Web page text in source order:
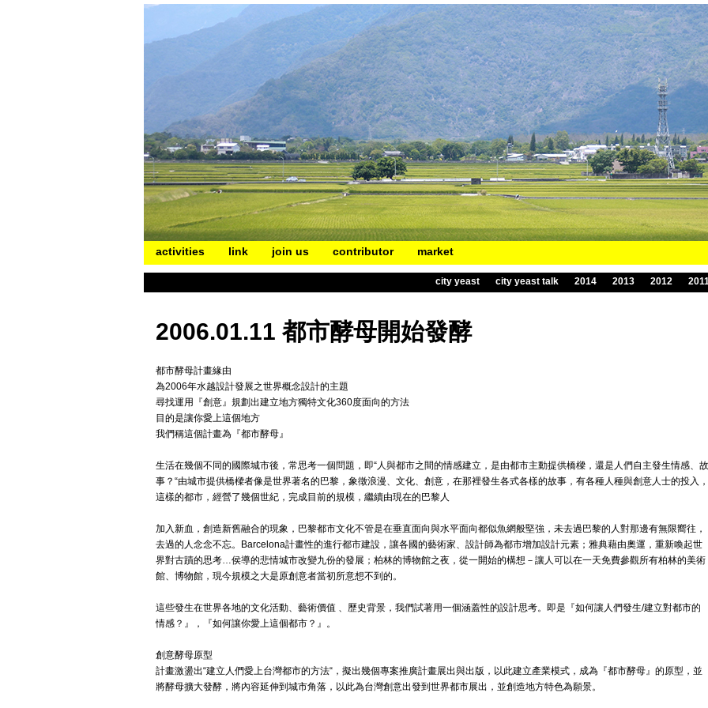
activities link join us contributor market
city yeast city yeast talk 2014 2013 2012
2006.01.11 都市酵母開始發酵
都市酵母計畫緣由
為2006年水越設計發展之世界概念設計的主題
尋找運用『創意』規劃出建立地方獨特文化360度面向的方法
目的是讓你愛上這個地方
我們稱這個計畫為『都市酵母』
生活在幾個不同的國際城市後，常思考一個問題，即“人與都市之間的情感建立，是由都市主動提供橋樑，還是人們自主發生情感、故
事？“由城市提供橋樑者像是世界著名的巴黎，象徵浪漫、文化、創意，在那裡發生各式各樣的故事，有各種人種與創意人士的投入，
這樣的都市，經營了幾個世紀，完成目前的規模，繼續由現在的巴黎人
加入新血，創造新舊融合的現象，巴黎都市文化不管是在垂直面向與水平面向都似魚網般堅強，未去過巴黎的人對那邊有無限嚮往，
去過的人念念不忘。Barcelona計畫性的進行都市建設，讓各國的藝術家、設計師為都市增加設計元素；雅典藉由奧運，重新喚起世
界對古蹟的思考…侯導的悲情城市改變九份的發展；柏林的博物館之夜，從一開始的構想－讓人可以在一天免費參觀所有柏林的美術
館、博物館，現今規模之大是原創意者當初所意想不到的。
這些發生在世界各地的文化活動、藝術價值 、歷史背景，我們試著用一個涵蓋性的設計思考。即是『如何讓人們發生/建立對都市的
情感？』，『如何讓你愛上這個都市？』。
創意酵母原型
計畫激盪出“建立人們愛上台灣都市的方法“，擬出幾個專案推廣計畫展出與出版，以此建立產業模式，成為『都市酵母』的原型，並
將酵母擴大發酵，將內容延伸到城市角落，以此為台灣創意出發到世界都市展出，並創造地方特色為願景。